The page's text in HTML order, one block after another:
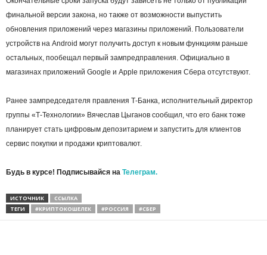
финальной версии закона, но также от возможности выпустить
обновления приложений через магазины приложений. Пользователи
устройств на Android могут получить доступ к новым функциям раньше
остальных, пообещал первый зампредправления. Официально в
магазинах приложений Google и Apple приложения Сбера отсутствуют.
Ранее зампредседателя правления Т-Банка, исполнительный директор
группы «Т-Технологии» Вячеслав Цыганов сообщил, что его банк тоже
планирует стать цифровым депозитарием и запустить для клиентов
сервис покупки и продажи криптовалют.
Будь в курсе! Подписывайся на Телеграм.
ИСТОЧНИК
ССЫЛКА
ТЕГИ
#КРИПТОКОШЕЛЕК #РОССИЯ #СБЕР